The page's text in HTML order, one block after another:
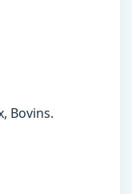
Bovins.